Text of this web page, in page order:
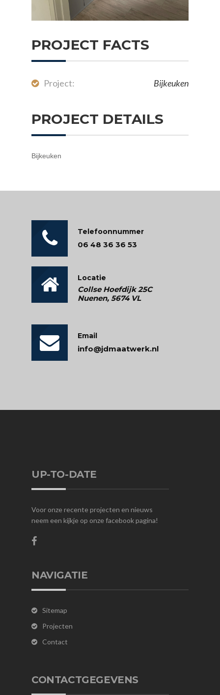
PROJECT FACTS
Project: Bijkeuken
PROJECT DETAILS
Bijkeuken
Telefoonnummer
06 48 36 36 53
Locatie
Collse Hoefdijk 25C
Nuenen, 5674 VL
Email
info@jdmaatwerk.nl
UP-TO-DATE
Voor onze recente projecten en nieuws
neem een kijkje op onze facebook pagina!
NAVIGATIE
Sitemap
Projecten
Contact
CONTACTGEGEVENS